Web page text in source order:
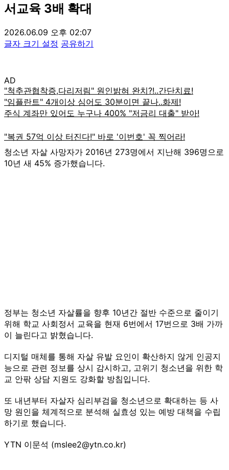
서교육 3배 확대
2026.06.09 오후 02:07
글자 크기 설정 공유하기
AD
청소년 자살 사망자가 2016년 273명에서 지난해 396명으로
10년 새 45% 증가했습니다.
정부는 청소년 자살률을 향후 10년간 절반 수준으로 줄이기
위해 학교 사회정서 교육을 현재 6번에서 17번으로 3배 가까
이 늘린다고 밝혔습니다.
디지털 매체를 통해 자살 유발 요인이 확산하지 않게 인공지
능으로 관련 정보를 상시 감시하고, 고위기 청소년을 위한 학
교 안팎 상담 지원도 강화할 방침입니다.
또 내년부터 자살자 심리부검을 청소년으로 확대하는 등 사
망 원인을 체계적으로 분석해 실효성 있는 예방 대책을 수립
하기로 했습니다.
YTN 이문석 (mslee2@ytn.co.kr)